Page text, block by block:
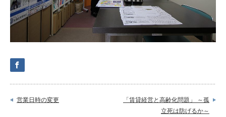
営業日時の変更
「賃貸経営と高齢化問題」 ～孤
立死は防げるか～